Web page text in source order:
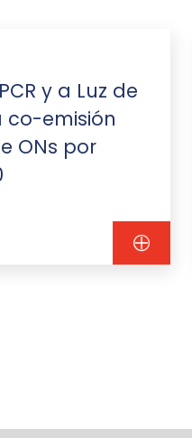
y a Luz de
co-emisión
ONs por